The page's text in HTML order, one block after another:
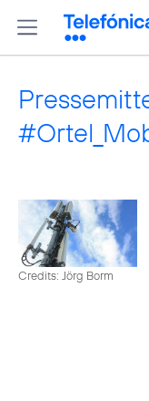
Credits: Jörg Borm